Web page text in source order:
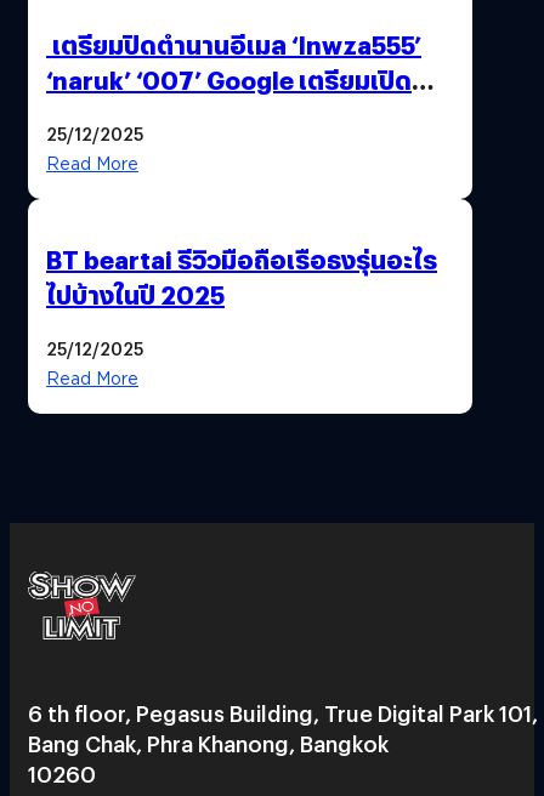
เตรียมปิดตำนานอีเมล ‘lnwza555’
‘naruk’ ‘007’ Google เตรียมเปิด
25/12/2025
Read More
BT beartai รีวิวมือถือเรือธงรุ่นอะไร
ไปบ้างในปี 2025
25/12/2025
Read More
6 th floor, Pegasus Building, True Digital Park 101,
Bang Chak, Phra Khanong, Bangkok
10260